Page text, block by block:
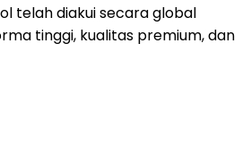
telah diakui secara global
tinggi, kualitas premium, dan